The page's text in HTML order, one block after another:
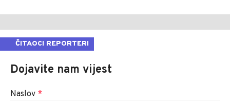
ČITAOCI REPORTERI
Dojavite nam vijest
Naslov *